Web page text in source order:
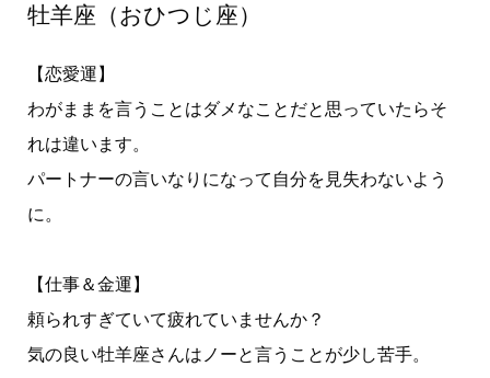
牡羊座（おひつじ座）
【恋愛運】
わがままを言うことはダメなことだと思っていたらそ
れは違います。
パートナーの言いなりになって自分を見失わないよう
に。
【仕事＆金運】
頼られすぎていて疲れていませんか？
気の良い牡羊座さんはノーと言うことが少し苦手。